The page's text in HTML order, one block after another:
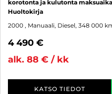
korotonta ja kulutonta
Huoltokirja
2000 , Manuaali, Diesel, 348 000
4 490 €
alk. 88 € / kk
KATSO TIEDOT